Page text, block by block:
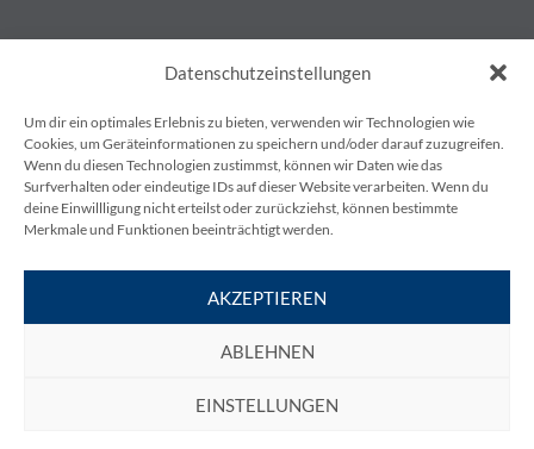
Datenschutzeinstellungen
Um dir ein optimales Erlebnis zu bieten, verwenden wir Technologien wie
Cookies, um Geräteinformationen zu speichern und/oder darauf zuzugreifen.
Wenn du diesen Technologien zustimmst, können wir Daten wie das
Surfverhalten oder eindeutige IDs auf dieser Website verarbeiten. Wenn du
deine Einwillligung nicht erteilst oder zurückziehst, können bestimmte
Merkmale und Funktionen beeinträchtigt werden.
AKZEPTIEREN
ABLEHNEN
EINSTELLUNGEN
AGB’S
KONTAKT
BLOG
KESS Power Solutions GmbH